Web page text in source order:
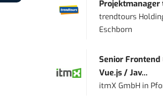
Projektmanager
trendtours
Eschborn
Senior Frontend
Vue.js / Jav...
itmX GmbH in